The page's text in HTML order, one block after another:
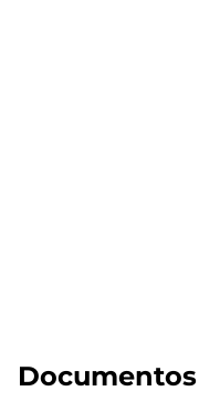
Documentos